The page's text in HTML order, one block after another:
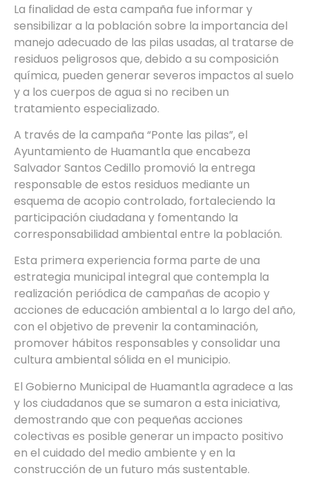
La finalidad de esta campaña fue informar y
sensibilizar a la población sobre la importancia del
manejo adecuado de las pilas usadas, al tratarse de
residuos peligrosos que, debido a su composición
química, pueden generar severos impactos al suelo
y a los cuerpos de agua si no reciben un
tratamiento especializado.
A través de la campaña “Ponte las pilas”, el
Ayuntamiento de Huamantla que encabeza
Salvador Santos Cedillo promovió la entrega
responsable de estos residuos mediante un
esquema de acopio controlado, fortaleciendo la
participación ciudadana y fomentando la
corresponsabilidad ambiental entre la población.
Esta primera experiencia forma parte de una
estrategia municipal integral que contempla la
realización periódica de campañas de acopio y
acciones de educación ambiental a lo largo del año,
con el objetivo de prevenir la contaminación,
promover hábitos responsables y consolidar una
cultura ambiental sólida en el municipio.
El Gobierno Municipal de Huamantla agradece a las
y los ciudadanos que se sumaron a esta iniciativa,
demostrando que con pequeñas acciones
colectivas es posible generar un impacto positivo
en el cuidado del medio ambiente y en la
construcción de un futuro más sustentable.